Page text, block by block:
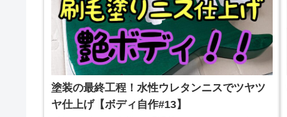
塗装の最終工程！水性ウレタンニスでツヤツ
ヤ仕上げ【ボディ自作#13】